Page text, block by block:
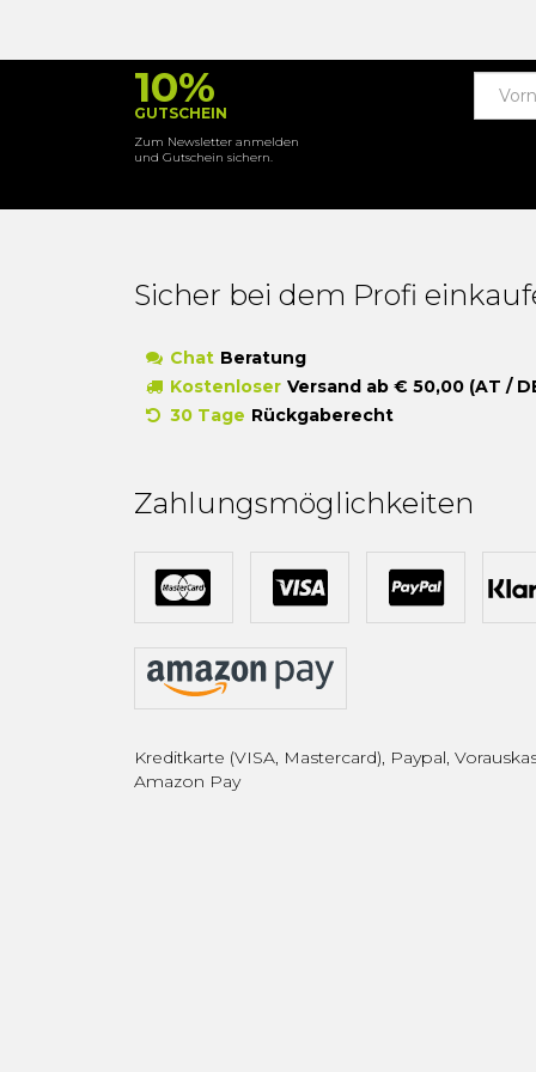
10%
GUTSCHEIN
Zum Newsletter anmelden
und Gutschein sichern.
Sicher bei dem Profi
Chat Beratung
Kostenloser Versand ab € 50,00 (AT /
30 Tage Rückgaberecht
Zahlungsmöglichkeiten
Kreditkarte (VISA, Mastercard), Paypal,
Amazon Pay